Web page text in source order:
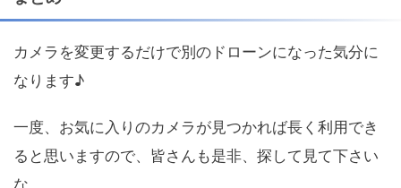
カメラを変更するだけで別のドローンになった気分に
なります♪
一度、お気に入りのカメラが見つかれば長く利用でき
ると思いますので、皆さんも是非、探して見て下さい